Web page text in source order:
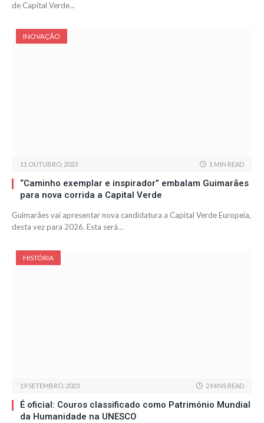
de Capital Verde…
INOVAÇÃO
11 OUTUBRO, 2023 1 MIN READ
“Caminho exemplar e inspirador” embalam Guimarães
para nova corrida a Capital Verde
Guimarães vai apresentar nova candidatura a Capital Verde Europeia,
desta vez para 2026. Esta será…
HISTÓRIA
19 SETEMBRO, 2023 2 MINS READ
É oficial: Couros classificado como Património Mundial
da Humanidade na UNESCO